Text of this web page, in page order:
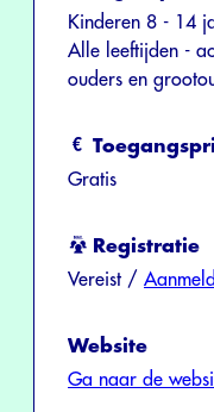
Kinderen 8 - 14
Alle leeftijden -
ouders en
Gratis
Registratie
Vereist /
Website
Ga naar de